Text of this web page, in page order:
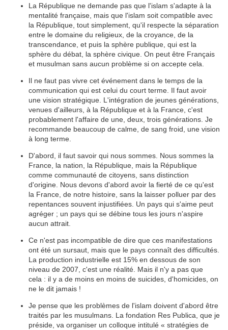
La République ne demande pas que l'islam s'adapte à la
mentalité française, mais que l'islam soit compatible avec
la République, tout simplement, qu'il respecte la séparation
entre le domaine du religieux, de la croyance, de la
transcendance, et puis la sphère publique, qui est la
sphère du débat, la sphère civique. On peut être Français
et musulman sans aucun problème si on accepte cela.
Il ne faut pas vivre cet événement dans le temps de la
communication qui est celui du court terme. Il faut avoir
une vision stratégique. L'intégration de jeunes générations,
venues d'ailleurs, à la République et à la France, c'est
probablement l'affaire de une, deux, trois générations. Je
recommande beaucoup de calme, de sang froid, une vision
à long terme.
D'abord, il faut savoir qui nous sommes. Nous sommes la
France, la nation, la République, mais la République
comme communauté de citoyens, sans distinction
d'origine. Nous devons d'abord avoir la fierté de ce qu'est
la France, de notre histoire, sans la laisser polluer par des
repentances souvent injustifiées. Un pays qui s'aime peut
agréger ; un pays qui se débine tous les jours n'aspire
aucun attrait.
Ce n'est pas incompatible de dire que ces manifestations
ont été un sursaut, mais que le pays connaît des difficultés.
La production industrielle est 15% en dessous de son
niveau de 2007, c'est une réalité. Mais il n'y a pas que
cela : il y a de moins en moins de suicides, d'homicides, on
ne le dit jamais !
Je pense que les problèmes de l'islam doivent d'abord être
traités par les musulmans. La fondation Res Publica, que je
préside, va organiser un colloque intitulé « stratégies de